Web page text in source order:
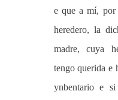
e que a mí, por
heredero, la
madre, cuya
tengo querida e
ynbentario e